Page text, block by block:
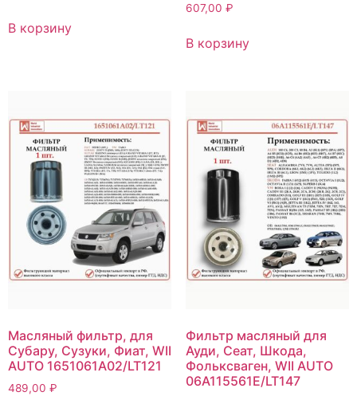
В корзину
607,00 ₽
В корзину
Масляный фильтр, для
Субару, Сузуки, Фиат, WII
AUTO 1651061A02/LT121
489,00 ₽
Фильтр масляный для
Ауди, Сеат, Шкода,
Фольксваген, WII AUTO
06A115561E/LT147